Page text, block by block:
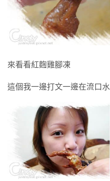
來看看紅麴雞腳凍
這個我一邊打文一邊在流口水